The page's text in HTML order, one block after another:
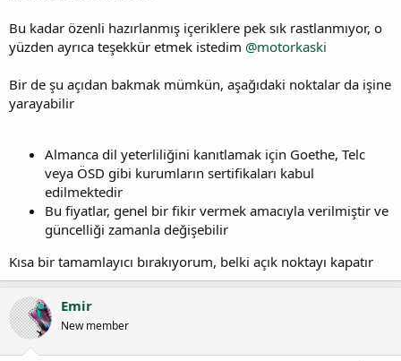
Bu kadar özenli hazırlanmış içeriklere pek sık rastlanmıyor, o
yüzden ayrıca teşekkür etmek istedim @motorkaski
Bir de şu açıdan bakmak mümkün, aşağıdaki noktalar da işine
yarayabilir
Almanca dil yeterliliğini kanıtlamak için Goethe, Telc
veya ÖSD gibi kurumların sertifikaları kabul
edilmektedir
Bu fiyatlar, genel bir fikir vermek amacıyla verilmiştir ve
güncelliği zamanla değişebilir
Kısa bir tamamlayıcı bırakıyorum, belki açık noktayı kapatır
Emir
New member